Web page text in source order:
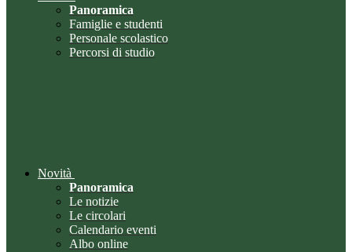
Panoramica
Famiglie e studenti
Personale scolastico
Percorsi di studio
Novità
Panoramica
Le notizie
Le circolari
Calendario eventi
Albo online